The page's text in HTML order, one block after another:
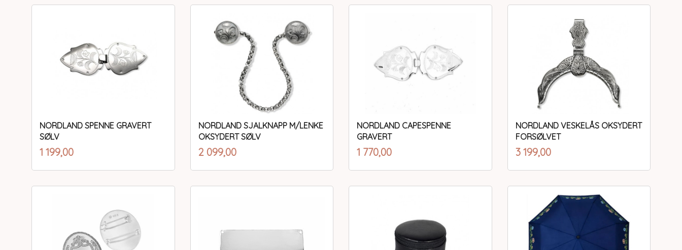
NORDLAND SPENNE GRAVERT
SØLV
Pris
1 199,00mva.
NORDLAND SJALKNAPP M/LENKE
OKSYDERT SØLV
Pris
2 099,00inkl.
mva.
NORDLAND CAPESPENNE
GRAVERT
Pris
1 770,00mva.
NORDLAND VESKELÅS OKSYDERT
FORSØLVET
Pris
3 199,00inkl.
mva.
Kjøp